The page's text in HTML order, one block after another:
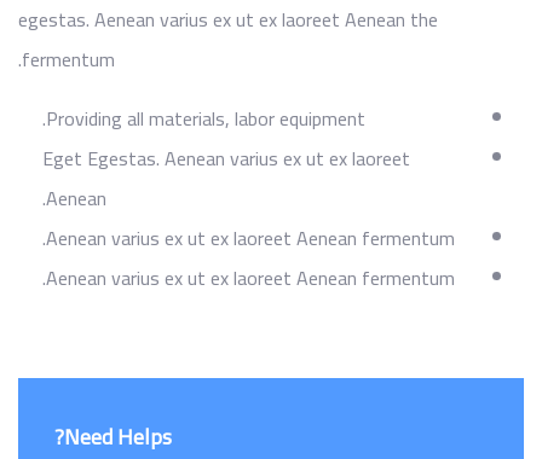
egestas. Aenean varius ex ut ex laoreet Aenean the
fermentum.
Providing all materials, labor equipment.
Eget Egestas. Aenean varius ex ut ex laoreet
Aenean.
Aenean varius ex ut ex laoreet Aenean fermentum.
Aenean varius ex ut ex laoreet Aenean fermentum.
Need Helps?